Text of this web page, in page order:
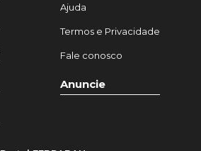
Ajuda
Termos e Privacidade
Fale conosco
Anuncie